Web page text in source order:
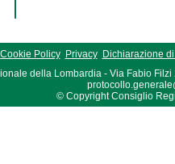
Cookie Policy Privacy
Dichiarazione
della Lombardia - Via Fabio Filzi
© Copyright Consiglio